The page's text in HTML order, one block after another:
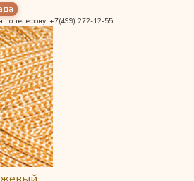
по телефону: +7(499) 272-12-55